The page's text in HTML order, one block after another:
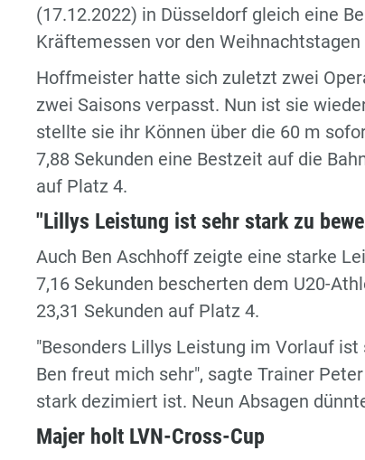
(17.12.2022) in Düsseldorf gleich eine
Kräftemessen vor den
Hoffmeister hatte sich zuletzt zwei
zwei Saisons verpasst. Nun ist sie
stellte sie ihr Können über die 60 m
7,88 Sekunden eine Bestzeit auf die
auf Platz 4.
"Lillys Leistung ist sehr stark zu
Auch Ben Aschhoff zeigte eine starke
7,16 Sekunden bescherten dem U20-
23,31 Sekunden auf Platz 4.
"Besonders Lillys Leistung im Vorlauf
Ben freut mich sehr", sagte Trainer
stark dezimiert ist. Neun Absagen
Majer holt LVN-Cross-Cup